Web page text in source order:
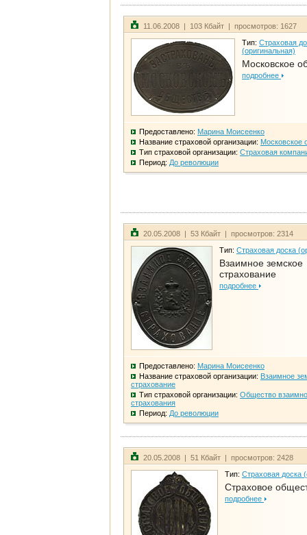
11.06.2008 | 103 Кбайт | просмотров: 1627
Тип: Страховая
(оригинальная)
Московское
подробнее
Предоставлено: Марина Моисеенко
Название страховой организации: Московское
Тип страховой организации: Страховая
Период: До революции
20.05.2008 | 53 Кбайт | просмотров: 2314
Тип: Страховая доска
Взаимное земское
страхование
подробнее
Предоставлено: Марина Моисеенко
Название страховой организации: Взаимное
страхование
Тип страховой организации: Общество
страхования
Период: До революции
20.05.2008 | 51 Кбайт | просмотров: 2428
Тип: Страховая доска
Страховое
подробнее